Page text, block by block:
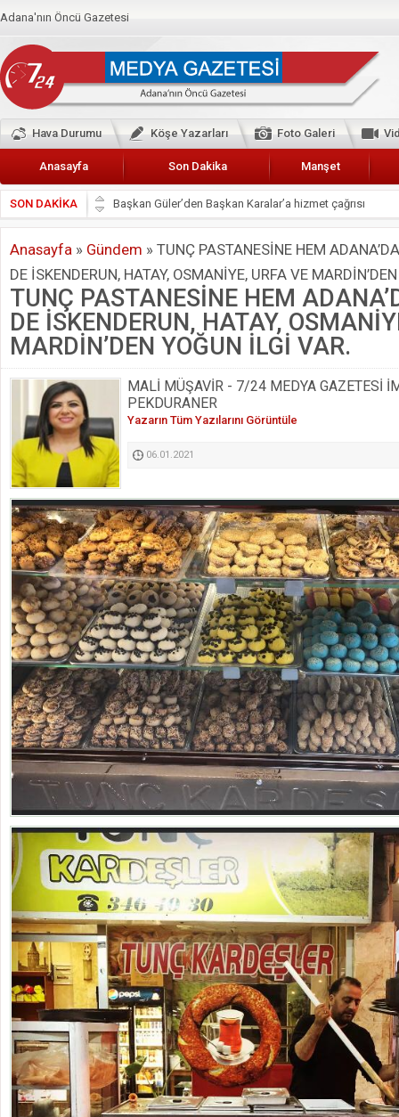
Adana'nın Öncü Gazetesi
Hava Durumu Köşe Yazarları Foto Galeri
Anasayfa Son Dakika Manşet
SON DAKİKA
Başkan Güler’den Başkan Karalar’a hizmet çağrısı
Lokantacılar ve Kebapçılar Esnaf Odası Başkanı Şefik
Hak-İş Abdurrahman Yücel
HDP İL BİNASININ ÖNÜNDE ANNELER TARİH
CEYHAN TİCARET ODASI
Hainler emellerine asla erişemeyecekler
İyi Parti Yüreğir İlçe Başkanı Enis Akyürek
Kimyasallardan Koruma Derneği Başkanı Cennet Çelik
Anasayfa » Gündem » TUNÇ PASTANESİNE HEM
DE İSKENDERUN, HATAY, OSMANİYE, URFA VE
TUNÇ PASTANESİNE HEM
DE İSKENDERUN, HATAY,
MARDİN’DEN YOĞUN İLGİ VAR.
MALİ MÜŞAVİR - 7/24 MEDYA GAZETESİ
PEKDURANER
Yazarın Tüm Yazılarını Görüntüle
06.01.2021